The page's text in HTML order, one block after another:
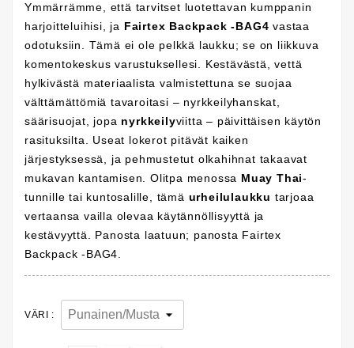
Ymmärrämme, että tarvitset luotettavan kumppanin
harjoitteluihisi, ja Fairtex Backpack -BAG4 vastaa
odotuksiin. Tämä ei ole pelkkä laukku; se on liikkuva
komentokeskus varustuksellesi. Kestävästä, vettä
hylkivästä materiaalista valmistettuna se suojaa
välttämättömiä tavaroitasi – nyrkkeilyhanskat,
säärisuojat, jopa nyrkkeilyviitta – päivittäisen käytön
rasituksilta. Useat lokerot pitävät kaiken
järjestyksessä, ja pehmustetut olkahihnat takaavat
mukavan kantamisen. Olitpa menossa Muay Thai-
tunnille tai kuntosalille, tämä urheilulaukku tarjoaa
vertaansa vailla olevaa käytännöllisyyttä ja
kestävyyttä. Panosta laatuun; panosta Fairtex
Backpack -BAG4.
VÄRI :